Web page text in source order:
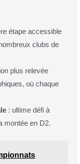
étape accessible
clubs de
plus relevée
où chaque
: ultime défi à
montée en D2.